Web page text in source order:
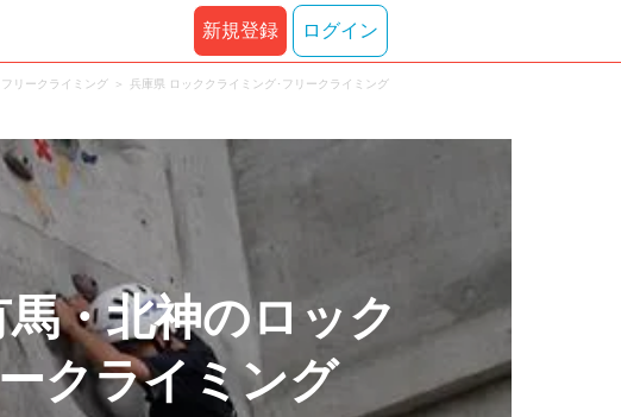
新規登録 ログイン
リークライミング
兵庫県 ロッククライミング･フリークライミング
・北神のロック
クライミング